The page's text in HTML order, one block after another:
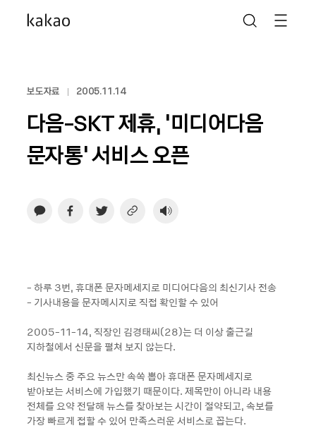
보도자료 2005.11.14
다음-SKT 제휴, ‘미디어다음
문자통’ 서비스 오픈
- 하루 3번, 휴대폰 문자메세지로 미디어다음의 최신기사 전송
- 기사내용을 문자메시지로 직접 확인할 수 있어
2005-11-14, 직장인 김경태씨(28)는 더 이상 출근길
지하철에서 신문을 펼쳐 보지 않는다.
최신뉴스 중 주요 뉴스만 속쏙 뽑아 휴대폰 문자메세지로
받아보는 서비스에 가입했기 때문이다. 제목만이 아니라 내용
전체를 요약 전달해 뉴스를 찾아보는 시간이 절약되고, 속보를
가장 빠르게 접할 수 있어 만족스러운 서비스로 꼽는다.